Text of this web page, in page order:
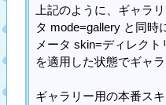
上記のように、ギャラ
タ mode=gallery と同時
メータ skin=ディレク
を適用した状態でギャ
ギャラリー用の本番ス